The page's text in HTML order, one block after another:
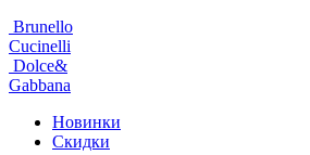
Brunello
Cucinelli
Dolce&
Gabbana
Новинки
Скидки